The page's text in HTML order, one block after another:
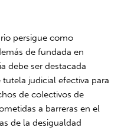
persigue como
de fundada en
debe ser destacada
judicial efectiva para
de colectivos de
a barreras en el
de la desigualdad